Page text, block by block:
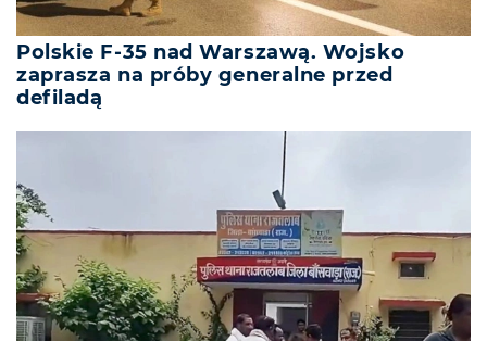
Polskie F-35 nad Warszawą. Wojsko
zaprasza na próby generalne przed
defiladą